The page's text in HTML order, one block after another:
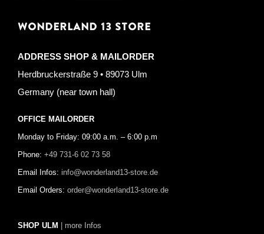
WONDERLAND 13 STORE
ADDRESS SHOP & MAILORDER
Herdbruckerstraße 9 • 89073 Ulm
Germany (near town hall)
OFFICE MAILORDER
Monday to Friday: 09:00 a.m. – 6:00 p.m
Phone: +49 731-6 02 73 58
Email Infos: info@wonderland13-store.de
Email Orders: order@wonderland13-store.de
SHOP ULM | more Infos